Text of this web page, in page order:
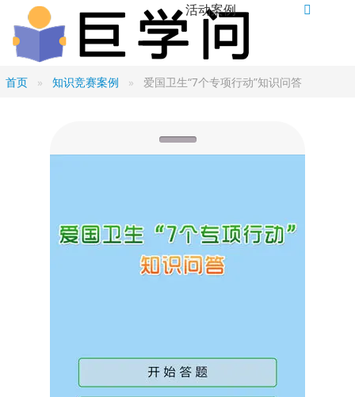
活动案例
首页 知识竞赛案例 爱国卫生“7个专项行动”知识问答